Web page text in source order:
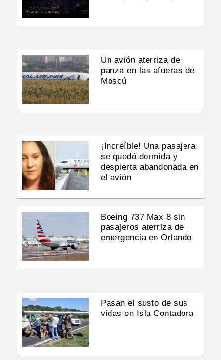
Un avión aterriza de
panza en las afueras de
Moscú
¡Increíble! Una pasajera
se quedó dormida y
despierta abandonada en
el avión
Boeing 737 Max 8 sin
pasajeros aterriza de
emergencia en Orlando
Pasan el susto de sus
vidas en Isla Contadora